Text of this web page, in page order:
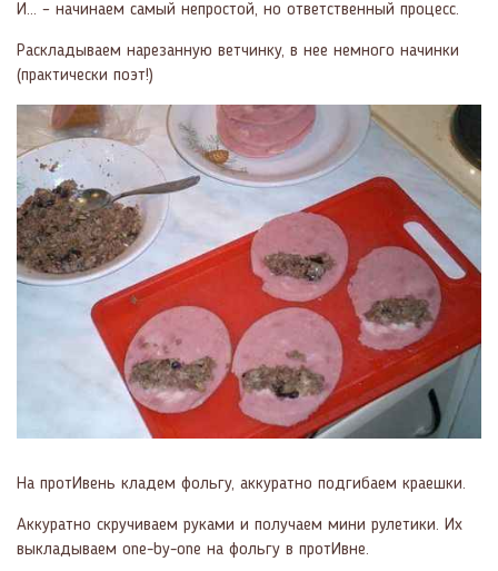
И… – начинаем самый непростой, но ответственный процесс.
Раскладываем нарезанную ветчинку, в нее немного начинки
(практически поэт!)
На протИвень кладем фольгу, аккуратно подгибаем краешки.
Аккуратно скручиваем руками и получаем мини рулетики. Их
выкладываем one-by-one на фольгу в протИвне.